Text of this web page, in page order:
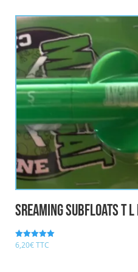
Sreaming Subfloats T L
Note
5.00
6,20€ TTC